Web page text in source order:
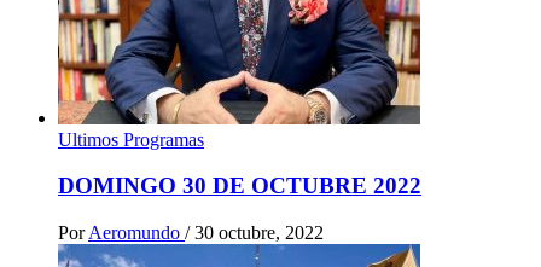
Ultimos Programas
DOMINGO 30 DE OCTUBRE 2022
Por Aeromundo / 30 octubre, 2022